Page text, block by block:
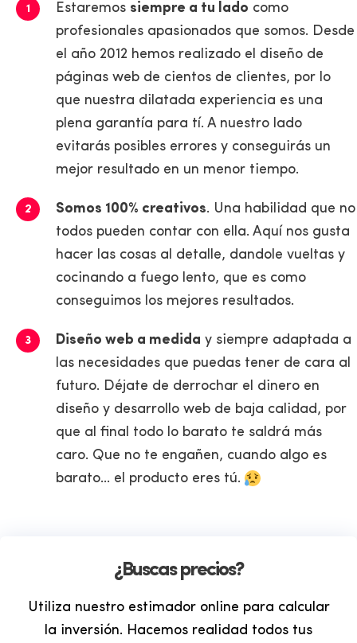
Estaremos siempre a tu lado como
profesionales apasionados que somos. Desde
el año 2012 hemos realizado el diseño de
páginas web de cientos de clientes, por lo
que nuestra dilatada experiencia es una
plena garantía para tí. A nuestro lado
evitarás posibles errores y conseguirás un
mejor resultado en un menor tiempo.
Somos 100% creativos. Una habilidad que no
todos pueden contar con ella. Aquí nos gusta
hacer las cosas al detalle, dandole vueltas y
cocinando a fuego lento, que es como
conseguimos los mejores resultados.
Diseño web a medida y siempre adaptada a
las necesidades que puedas tener de cara al
futuro. Déjate de derrochar el dinero en
diseño y desarrollo web de baja calidad, por
que al final todo lo barato te saldrá más
caro. Que no te engañen, cuando algo es
barato... el producto eres tú.
¿Buscas precios?
Utiliza nuestro estimador online para calcular
la inversión. Hacemos realidad todos tus